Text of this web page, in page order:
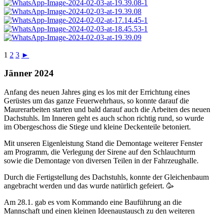
1 2 3 ►
Jänner 2024
Anfang des neuen Jahres ging es los mit der Errichtung eines
Gerüstes um das ganze Feuerwehrhaus, so konnte darauf die
Maurerarbeiten starten und bald darauf auch die Arbeiten des neuen
Dachstuhls. Im Inneren geht es auch schon richtig rund, so wurde
im Obergeschoss die Stiege und kleine Deckenteile betoniert.
Mit unseren Eigenleistung Stand die Demontage weiterer Fenster
am Programm, die Verlegung der Sirene auf den Schlauchturm
sowie die Demontage von diversen Teilen in der Fahrzeughalle.
Durch die Fertigstellung des Dachstuhls, konnte der Gleichenbaum
angebracht werden und das wurde natürlich gefeiert. 🥳
Am 28.1. gab es vom Kommando eine Bauführung an die
Mannschaft und einen kleinen Ideenaustausch zu den weiteren